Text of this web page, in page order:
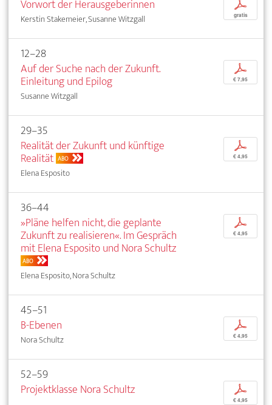
Vorwort der Herausgeberinnen
Kerstin Stakemeier, Susanne Witzgall
p
gratis
12–28
Auf der Suche nach der Zukunft.
Einleitung und Epilog
Susanne Witzgall
p
€ 7,95
29–35
Realität der Zukunft und künftige
Realität ABO
Elena Esposito
p
€ 4,95
36–44
»Pläne helfen nicht, die geplante
Zukunft zu realisieren«. Im Gespräch
mit Elena Esposito und Nora Schultz
ABO
Elena Esposito, Nora Schultz
p
€ 4,95
45–51
B-Ebenen
Nora Schultz
p
€ 4,95
52–59
Projektklasse Nora Schultz
p
€ 4,95